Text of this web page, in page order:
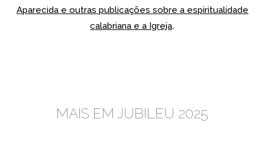
Aparecida e outras publicações sobre a espiritualidade
calabriana e a Igreja.
MAIS EM JUBILEU 2025